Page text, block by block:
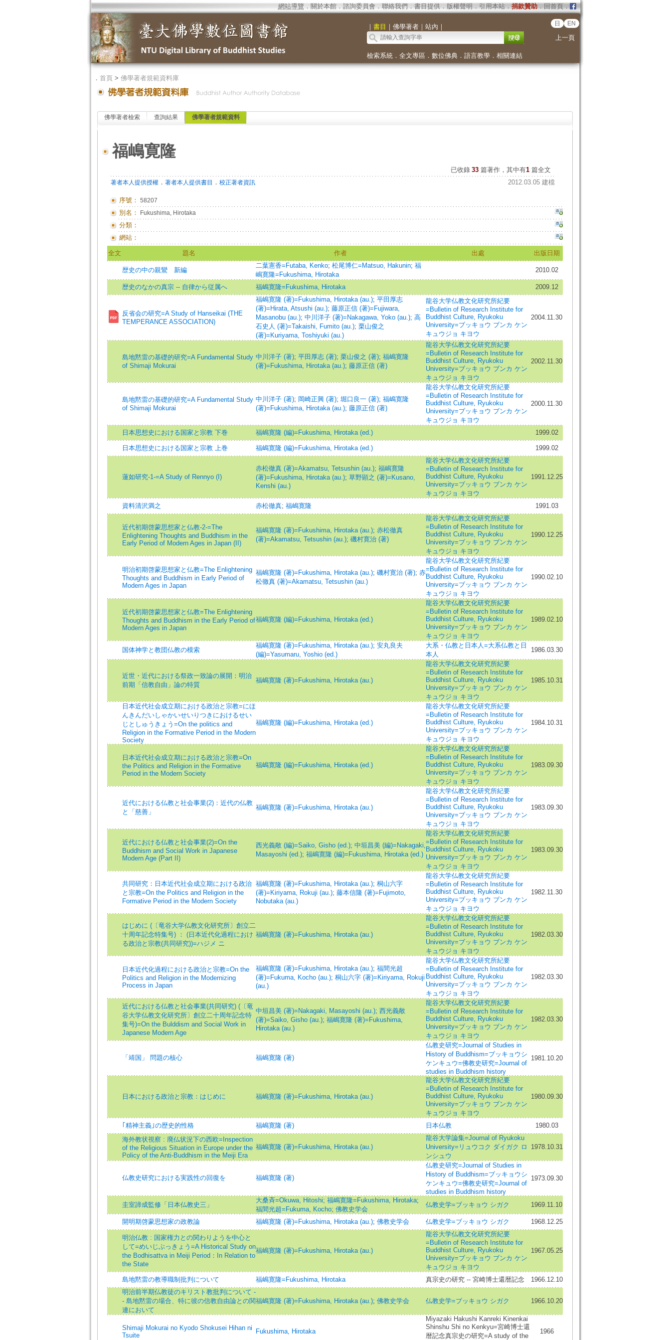
網站導覽 ． 關於本館． 諮詢委員會． 聯絡我們 ． 書目提供． 版權聲明 ． 引用本站． 捐款贊助．回首頁．
｜ 書目 ｜ 佛學著者｜ 站內 ｜ 日 EN
上一頁
檢索系統． 全文專區 ． 數位佛典． 語言教學． 相關連結
． 首頁> 佛學著者規範資料庫
佛學著者檢索 查詢結果 佛學著者規範資料
福嶋寛隆
已收錄 33 篇著作，其中有1篇全文
著者本人提供授權． 著者本人提供書目 ． 校正著者資訊 2012.03.05 建檔
序號： 58207
別名： Fukushima, Hirotaka
分類：
網站：
全文 題名 作者 出處 出版日期
歴史の中の親鸞 新編
二葉憲香=Futaba, Kenko; 松尾博仁=Matsuo, Hakunin; 福
嶋寛隆=Fukushima, Hirotaka
2010.02
歴史のなかの真宗 -- 自律から従属へ 福嶋寛隆=Fukushima, Hirotaka 2009.12
反省会の研究=A Study of Hanseikai (THE
TEMPERANCE ASSOCIATION)
福嶋寛隆 (著)=Fukushima, Hirotaka (au.); 平田厚志
(著)=Hirata, Atsushi (au.); 藤原正信 (著)=Fujiwara,
Masanobu (au.); 中川洋子 (著)=Nakagawa, Yoko (au.); 高
石史人 (著)=Takaishi, Fumito (au.); 栗山俊之
(著)=Kuriyama, Toshiyuki (au.)
龍谷大学仏教文化研究所紀要
=Bulletin of Research Institute for
Buddhist Culture, Ryukoku
University=ブッキョウ ブンカ ケン
キュウジョ キヨウ
2004.11.30
島地黙雷の基礎的研究=A Fundamental Study
of Shimaji Mokurai
中川洋子 (著); 平田厚志 (著); 栗山俊之 (著); 福嶋寛隆
(著)=Fukushima, Hirotaka (au.); 藤原正信 (著)
龍谷大学仏教文化研究所紀要
=Bulletin of Research Institute for
Buddhist Culture, Ryukoku
University=ブッキョウ ブンカ ケン
キュウジョ キヨウ
2002.11.30
島地黙雷の基礎的研究=A Fundamental Study
of Shimaji Mokurai
中川洋子 (著); 岡崎正興 (著); 堀口良一 (著); 福嶋寛隆
(著)=Fukushima, Hirotaka (au.); 藤原正信 (著)
龍谷大学仏教文化研究所紀要
=Bulletin of Research Institute for
Buddhist Culture, Ryukoku
University=ブッキョウ ブンカ ケン
キュウジョ キヨウ
2000.11.30
日本思想史における国家と宗教 下巻 福嶋寛隆 (編)=Fukushima, Hirotaka (ed.) 1999.02
日本思想史における国家と宗教 上巻 福嶋寛隆 (編)=Fukushima, Hirotaka (ed.) 1999.02
蓮如研究-1-=A Study of Rennyo (I)
赤松徹真 (著)=Akamatsu, Tetsushin (au.); 福嶋寛隆
(著)=Fukushima, Hirotaka (au.); 草野顕之 (著)=Kusano,
Kenshi (au.)
龍谷大学仏教文化研究所紀要
=Bulletin of Research Institute for
Buddhist Culture, Ryukoku
University=ブッキョウ ブンカ ケン
キュウジョ キヨウ
1991.12.25
資料清沢満之 赤松徹真; 福嶋寛隆 1991.03
近代初期啓蒙思想家と仏教-2-=The
Enlightening Thoughts and Buddhism in the
Early Period of Modern Ages in Japan (II)
福嶋寛隆 (著)=Fukushima, Hirotaka (au.); 赤松徹真
(著)=Akamatsu, Tetsushin (au.); 磯村寛治 (著)
龍谷大学仏教文化研究所紀要
=Bulletin of Research Institute for
Buddhist Culture, Ryukoku
University=ブッキョウ ブンカ ケン
キュウジョ キヨウ
1990.12.25
明治初期啓蒙思想家と仏教=The Enlightening
Thoughts and Buddhism in Early Period of
Modern Ages in Japan
福嶋寛隆 (著)=Fukushima, Hirotaka (au.); 磯村寛治 (著); 赤
松徹真 (著)=Akamatsu, Tetsushin (au.)
龍谷大学仏教文化研究所紀要
=Bulletin of Research Institute for
Buddhist Culture, Ryukoku
University=ブッキョウ ブンカ ケン
キュウジョ キヨウ
1990.02.10
近代初期啓蒙思想家と仏教=The Enlightening
Thoughts and Buddhism in the Early Period of
Modern Ages in Japan
福嶋寛隆 (編)=Fukushima, Hirotaka (ed.)
龍谷大学仏教文化研究所紀要
=Bulletin of Research Institute for
Buddhist Culture, Ryukoku
University=ブッキョウ ブンカ ケン
キュウジョ キヨウ
1989.02.10
国体神学と教団仏教の模索
福嶋寛隆 (著)=Fukushima, Hirotaka (au.); 安丸良夫
(編)=Yasumaru, Yoshio (ed.)
大系・仏教と日本人=大系仏教と日
本人
1986.03.30
近世・近代における祭政一致論の展開：明治
前期「信教自由」論の特質
福嶋寛隆 (著)=Fukushima, Hirotaka (au.)
龍谷大学仏教文化研究所紀要
=Bulletin of Research Institute for
Buddhist Culture, Ryukoku
University=ブッキョウ ブンカ ケン
キュウジョ キヨウ
1985.10.31
日本近代社会成立期における政治と宗教=にほ
んきんだいしゃかいせいりつきにおけるせい
じとしゅうきょう=On the politics and
Religion in the Formative Period in the Modern
Society
福嶋寛隆 (編)=Fukushima, Hirotaka (ed.)
龍谷大学仏教文化研究所紀要
=Bulletin of Research Institute for
Buddhist Culture, Ryukoku
University=ブッキョウ ブンカ ケン
キュウジョ キヨウ
1984.10.31
日本近代社会成立期における政治と宗教=On
the Politics and Religion in the Formative
Period in the Modern Society
福嶋寛隆 (編)=Fukushima, Hirotaka (ed.)
龍谷大学仏教文化研究所紀要
=Bulletin of Research Institute for
Buddhist Culture, Ryukoku
University=ブッキョウ ブンカ ケン
キュウジョ キヨウ
1983.09.30
近代における仏教と社会事業(2)：近代の仏教
と「慈善」
福嶋寛隆 (著)=Fukushima, Hirotaka (au.)
龍谷大学仏教文化研究所紀要
=Bulletin of Research Institute for
Buddhist Culture, Ryukoku
University=ブッキョウ ブンカ ケン
キュウジョ キヨウ
1983.09.30
近代における仏教と社会事業(2)=On the
Buddhism and Social Work in Japanese
Modern Age (Part II)
西光義敞 (編)=Saiko, Gisho (ed.); 中垣昌美 (編)=Nakagaki,
Masayoshi (ed.); 福嶋寛隆 (編)=Fukushima, Hirotaka (ed.)
龍谷大学仏教文化研究所紀要
=Bulletin of Research Institute for
Buddhist Culture, Ryukoku
University=ブッキョウ ブンカ ケン
キュウジョ キヨウ
1983.09.30
共同研究：日本近代社会成立期における政治
と宗教=On the Politics and Religion in the
Formative Period in the Modern Society
福嶋寛隆 (著)=Fukushima, Hirotaka (au.); 桐山六字
(著)=Kiriyama, Rokuji (au.); 藤本信隆 (著)=Fujimoto,
Nobutaka (au.)
龍谷大学仏教文化研究所紀要
=Bulletin of Research Institute for
Buddhist Culture, Ryukoku
University=ブッキョウ ブンカ ケン
キュウジョ キヨウ
1982.11.30
はじめに (〔竜谷大学仏教文化研究所〕創立二
十周年記念特集号) ： (日本近代化過程におけ
る政治と宗教(共同研究))=ハジメ ニ
福嶋寛隆 (著)=Fukushima, Hirotaka (au.)
龍谷大学仏教文化研究所紀要
=Bulletin of Research Institute for
Buddhist Culture, Ryukoku
University=ブッキョウ ブンカ ケン
キュウジョ キヨウ
1982.03.30
日本近代化過程における政治と宗教=On the
Politics and Religion in the Modernizing
Process in Japan
福嶋寛隆 (著)=Fukushima, Hirotaka (au.); 福間光超
(著)=Fukuma, Kocho (au.); 桐山六字 (著)=Kiriyama, Rokuji
(au.)
龍谷大学仏教文化研究所紀要
=Bulletin of Research Institute for
Buddhist Culture, Ryukoku
University=ブッキョウ ブンカ ケン
キュウジョ キヨウ
1982.03.30
近代における仏教と社会事業(共同研究) (〔竜
谷大学仏教文化研究所〕創立二十周年記念特
集号)=On the Bulddism and Social Work in
Japanese Modern Age
中垣昌美 (著)=Nakagaki, Masayoshi (au.); 西光義敞
(著)=Saiko, Gisho (au.); 福嶋寛隆 (著)=Fukushima,
Hirotaka (au.)
龍谷大学仏教文化研究所紀要
=Bulletin of Research Institute for
Buddhist Culture, Ryukoku
University=ブッキョウ ブンカ ケン
キュウジョ キヨウ
1982.03.30
「靖国」 問題の核心 福嶋寛隆 (著)
仏教史研究=Journal of Studies in
History of Buddhism=ブッキョウシ
ケンキュウ=佛教史研究=Journal of
studies in Buddhism history
1981.10.20
日本における政治と宗教：はじめに 福嶋寛隆 (著)=Fukushima, Hirotaka (au.)
龍谷大学仏教文化研究所紀要
=Bulletin of Research Institute for
Buddhist Culture, Ryukoku
University=ブッキョウ ブンカ ケン
キュウジョ キヨウ
1980.09.30
｢精神主義｣の歴史的性格 福嶋寛隆 (著) 日本仏教
1980.03
海外教状視察 : 廃仏状況下の西欧=Inspection
of the Religious Situation in Europe under the
Policy of the Anti-Buddhism in the Meiji Era
福嶋寛隆 (著)=Fukushima, Hirotaka (au.)
龍谷大学論集=Journal of Ryukoku
University=リュウコク ダイガク ロ
ンシュウ
1978.10.31
仏教史研究における実践性の回復を 福嶋寛隆 (著)
仏教史研究=Journal of Studies in
History of Buddhism=ブッキョウシ
ケンキュウ=佛教史研究=Journal of
studies in Buddhism history
1973.09.30
圭室諦成監修「日本仏教史三」
大桑斉=Okuwa, Hitoshi; 福嶋寛隆=Fukushima, Hirotaka;
福間光超=Fukuma, Kocho; 佛教史学会
仏教史学=ブッキョウ シガク 1969.11.10
開明期啓蒙思想家の政教論 福嶋寛隆 (著)=Fukushima, Hirotaka (au.); 佛教史学会 仏教史学=ブッキョウ シガク 1968.12.25
明治仏教 : 国家権力との関わりようを中心と
して=めいじぶっきょう=A Historical Study on
the Bodhisattva in Meiji Period：In Relation to
the State
福嶋寛隆 (著)=Fukushima, Hirotaka (au.)
龍谷大学仏教文化研究所紀要
=Bulletin of Research Institute for
Buddhist Culture, Ryukoku
University=ブッキョウ ブンカ ケン
キュウジョ キヨウ
1967.05.25
島地黙雷の教導職制批判について 福嶋寛隆=Fukushima, Hirotaka 真宗史の研究 -- 宮崎博士還暦記念
1966.12.10
明治前半期仏教徒のキリスト教批判について -
- 島地黙雷の場合、特に彼の信教自由論との関
連において
福嶋寛隆 (著)=Fukushima, Hirotaka (au.); 佛教史学会 仏教史学=ブッキョウ シガク 1966.10.20
Shimaji Mokurai no Kyodo Shokusei Hihan ni
Tsuite
Fukushima, Hirotaka
Miyazaki Hakushi Kanreki Kinenkai
Shinshu Shi no Kenkyu=宮崎博士還
暦記念真宗史の研究=A study of the
1966